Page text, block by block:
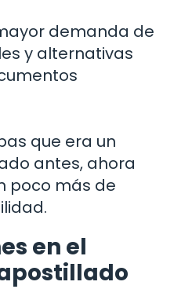
demanda de
y alternativas
que era un
antes, ahora
poco más de
en el